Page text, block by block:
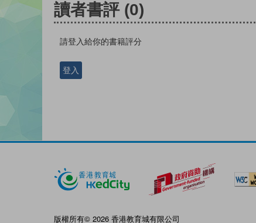
讀者書評 (0)
請登入給你的書籍評分
登入
版權所有© 2026 香港教育城有限公司